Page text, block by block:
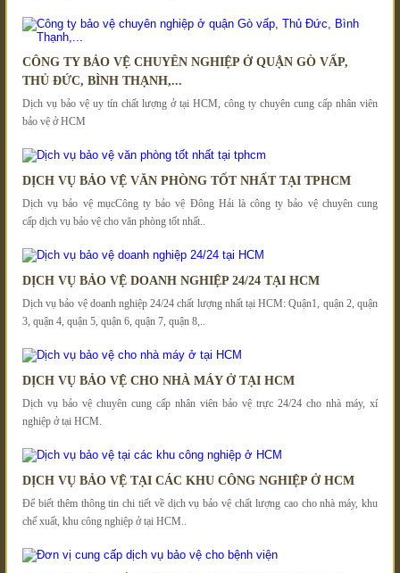
CÔNG TY BẢO VỆ CHUYÊN NGHIỆP Ở QUẬN GÒ VẤP,
THỦ ĐỨC, BÌNH THẠNH,...
Dịch vụ bảo vệ uy tín chất lượng ở tại HCM, công ty chuyên cung cấp nhân viên
bảo vệ ở HCM
DỊCH VỤ BẢO VỆ VĂN PHÒNG TỐT NHẤT TẠI TPHCM
Dịch vụ bảo vệ mụcCông ty bảo vệ Đông Hải là công ty bảo vệ chuyên cung
cấp dịch vụ bảo vệ cho văn phòng tốt nhất..
DỊCH VỤ BẢO VỆ DOANH NGHIỆP 24/24 TẠI HCM
Dịch vụ bảo vệ doanh nghiệp 24/24 chất lượng nhất tại HCM: Quận1, quận 2, quận
3, quận 4, quận 5, quận 6, quận 7, quận 8,..
DỊCH VỤ BẢO VỆ CHO NHÀ MÁY Ở TẠI HCM
Dịch vụ bảo vệ chuyên cung cấp nhân viên bảo vệ trực 24/24 cho nhà máy, xí
nghiệp ở tại HCM.
DỊCH VỤ BẢO VỆ TẠI CÁC KHU CÔNG NGHIỆP Ở HCM
Để biết thêm thông tin chi tiết về dịch vụ bảo vệ chất lượng cao cho nhà máy, khu
chế xuất, khu công nghiệp ở tại HCM..